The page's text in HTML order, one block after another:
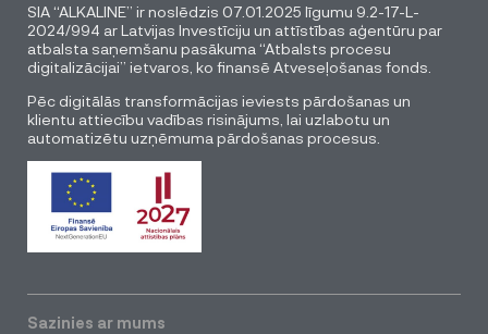
SIA “ALKALINE” ir noslēdzis 07.01.2025 līgumu 9.2-17-L-
2024/994 ar Latvijas Investīciju un attīstības aģentūru par
atbalsta saņemšanu pasākuma “Atbalsts procesu
digitalizācijai” ietvaros, ko finansē Atveseļošanas fonds.
Pēc digitālās transformācijas ieviests pārdošanas un
klientu attiecību vadības risinājums, lai uzlabotu un
automatizētu uzņēmuma pārdošanas procesus.
Sazinies ar mums